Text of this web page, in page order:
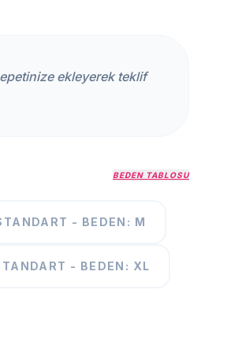
ekleyerek teklif
BEDEN TABLOSU
- BEDEN: M
- BEDEN: XL